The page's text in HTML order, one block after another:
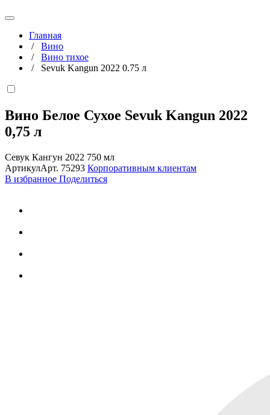
Главная
/ Вино
/ Вино тихое
/ Sevuk Kangun 2022 0.75 л
Вино Белое Сухое Sevuk Kangun 2022
0,75 л
Севук Кангун 2022 750 мл
АртикулАрт. 75293 Корпоративным клиентам
В избранное Поделиться